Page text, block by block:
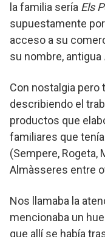
la familia sería Els
supuestamente
acceso a su
su nombre, antigua
Con nostalgia pero
describiendo el
productos que
familiares que
(Sempere, Rogeta,
Almàsseres entre
Nos llamaba la
mencionaba un
que allí se había